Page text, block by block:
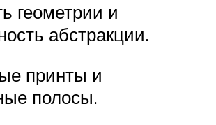
геометрии и
абстракции.
принты и
полосы.